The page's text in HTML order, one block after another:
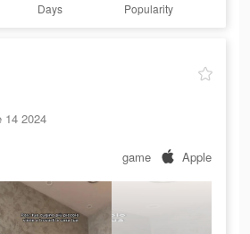
Days Popularity
14 2024
game Apple